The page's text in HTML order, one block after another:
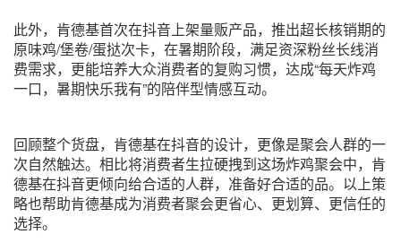
此外，肯德基首次在抖音上架量贩产品，推出超长核销期的
原味鸡/堡卷/蛋挞次卡，在暑期阶段，满足资深粉丝长线消
费需求，更能培养大众消费者的复购习惯，达成“每天炸鸡
一口，暑期快乐我有”的陪伴型情感互动。
回顾整个货盘，肯德基在抖音的设计，更像是聚会人群的一
次自然触达。相比将消费者生拉硬拽到这场炸鸡聚会中，肯
德基在抖音更倾向给合适的人群，准备好合适的品。以上策
略也帮助肯德基成为消费者聚会更省心、更划算、更信任的
选择。